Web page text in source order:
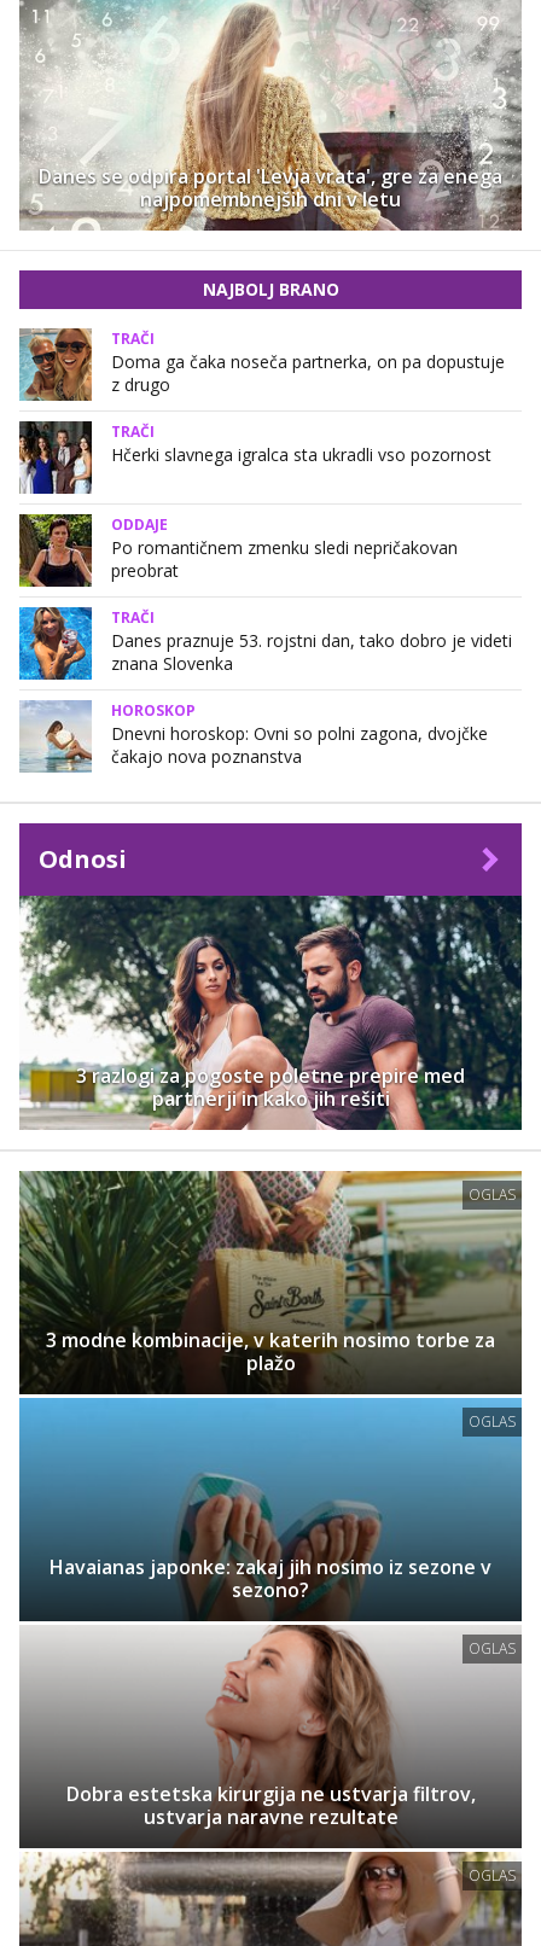
Danes se odpira portal 'Levja vrata', gre za enega
najpomembnejših dni v letu
NAJBOLJ BRANO
TRAČI
Doma ga čaka noseča partnerka, on pa dopustuje
z drugo
TRAČI
Hčerki slavnega igralca sta ukradli vso pozornost
ODDAJE
Po romantičnem zmenku sledi nepričakovan
preobrat
TRAČI
Danes praznuje 53. rojstni dan, tako dobro je videti
znana Slovenka
HOROSKOP
Dnevni horoskop: Ovni so polni zagona, dvojčke
čakajo nova poznanstva
Odnosi
3 razlogi za pogoste poletne prepire med
partnerji in kako jih rešiti
OGLAS
3 modne kombinacije, v katerih nosimo torbe za
plažo
OGLAS
Havaianas japonke: zakaj jih nosimo iz sezone v
sezono?
OGLAS
Dobra estetska kirurgija ne ustvarja filtrov,
ustvarja naravne rezultate
OGLAS